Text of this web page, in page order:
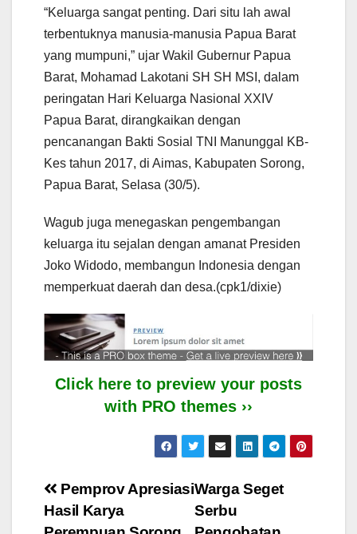
“Keluarga sangat penting. Dari situ lah awal
terbentuknya manusia-manusia Papua Barat
yang mumpuni,” ujar Wakil Gubernur Papua
Barat, Mohamad Lakotani SH SH MSI, dalam
peringatan Hari Keluarga Nasional XXIV
Papua Barat, dirangkaikan dengan
pencanangan Bakti Sosial TNI Manunggal KB-
Kes tahun 2017, di Aimas, Kabupaten Sorong,
Papua Barat, Selasa (30/5).
Wagub juga menegaskan pengembangan
keluarga itu sejalan dengan amanat Presiden
Joko Widodo, membangun Indonesia dengan
memperkuat daerah dan desa.(cpk1/dixie)
Click here to preview your posts
with PRO themes ››
Post
navigation
Warga Seget
Serbu
Pemprov Apresiasi
Hasil Karya